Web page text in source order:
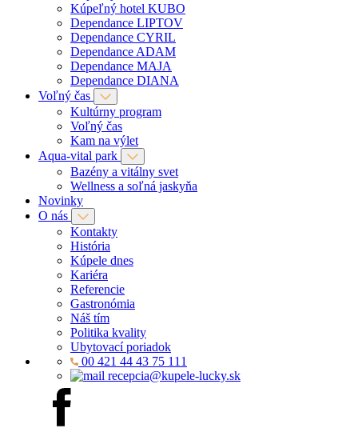
Kúpeľný hotel KUBO
Dependance LIPTOV
Dependance CYRIL
Dependance ADAM
Dependance MAJA
Dependance DIANA
Voľný čas
Kultúrny program
Voľný čas
Kam na výlet
Aqua-vital park
Bazény a vitálny svet
Wellness a soľná jaskyňa
Novinky
O nás
Kontakty
História
Kúpele dnes
Kariéra
Referencie
Gastronómia
Náš tím
Politika kvality
Ubytovací poriadok
00 421 44 43 75 111
recepcia@kupele-lucky.sk